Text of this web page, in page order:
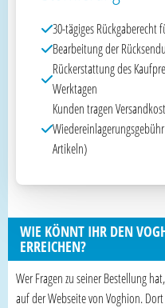
30-tägiges
Bearbeitung der
Rückerstattung des
Werktagen
Kunden tragen
Artikeln)
WIE KÖNNT IHR DEN
ERREICHEN?
Wer Fragen zu seiner Bestellung
auf der Webseite von Voghion.